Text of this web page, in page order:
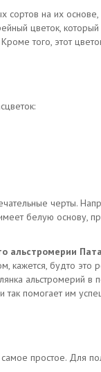
на их
цветок,
того, этот
черты.
белую основу,
альстромерии
кажется, будто
альстромерий в
помогает им
простое. Для